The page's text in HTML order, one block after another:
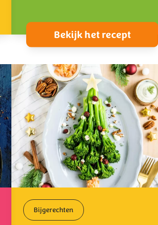
Bekijk het recept
Bijgerechten